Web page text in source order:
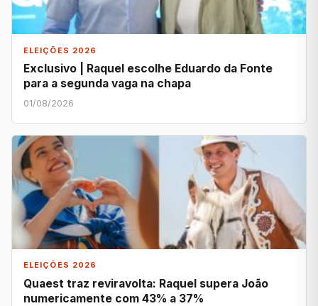
ELEIÇÕES 2026
Exclusivo | Raquel escolhe Eduardo da Fonte
para a segunda vaga na chapa
01/08/2026
ELEIÇÕES 2026
Quaest traz reviravolta: Raquel supera João
numericamente com 43% a 37%